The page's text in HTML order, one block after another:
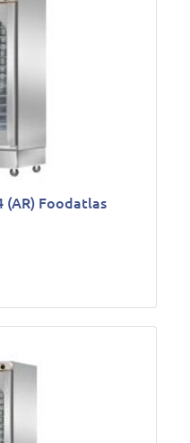
Foodatlas